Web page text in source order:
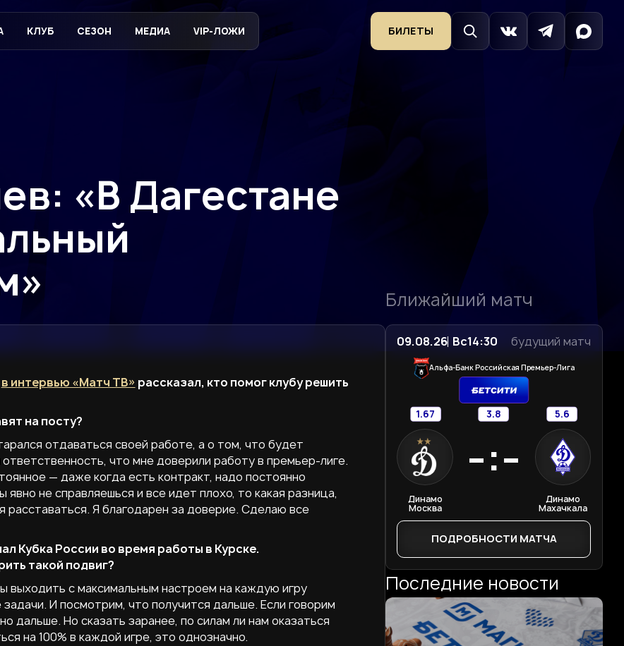
КЛУБ СЕЗОН МЕДИА VIP-ЛОЖИ БИЛЕТЫ
«В Дагестане
в интервью «Матч ТВ» рассказал, кто помог клубу решить
на посту?
отдаваться своей работе, а о том, что будет
что мне доверили работу в премьер-лиге.
— даже когда есть контракт, надо постоянно
не справляешься и все идет плохо, то какая разница,
расставаться. Я благодарен за доверие. Сделаю все
Кубка России во время работы в Курске.
такой подвиг?
с максимальным настроем на каждую игру
И посмотрим, что получится дальше. Если говорим
дальше. Но сказать заранее, по силам ли нам оказаться
на 100% в каждой игре, это однозначно.
Ближайший матч
09.08.26 Вс14:30 будущий матч
Альфа-Банк Российская Премьер-Лига
1.67 3.8 5.6
Динамо
Москва
-:-
Динамо
Махачкала
ПОДРОБНОСТИ МАТЧА
Последние новости